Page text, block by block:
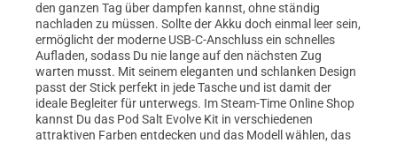
den ganzen Tag über dampfen kannst, ohne ständig
nachladen zu müssen. Sollte der Akku doch einmal leer sein,
ermöglicht der moderne USB-C-Anschluss ein schnelles
Aufladen, sodass Du nie lange auf den nächsten Zug
warten musst. Mit seinem eleganten und schlanken Design
passt der Stick perfekt in jede Tasche und ist damit der
ideale Begleiter für unterwegs. Im Steam-Time Online Shop
kannst Du das Pod Salt Evolve Kit in verschiedenen
attraktiven Farben entdecken und das Modell wählen, das